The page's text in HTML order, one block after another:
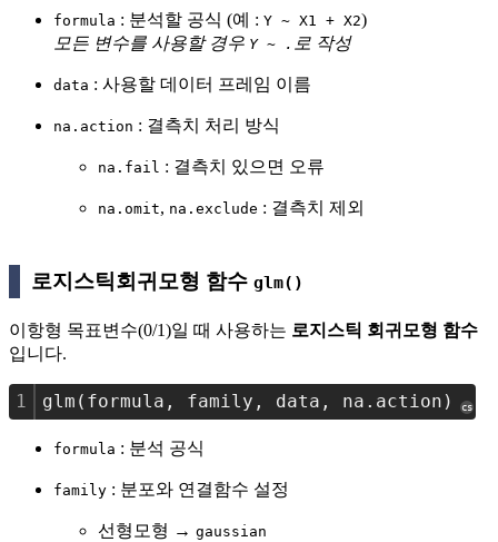
formula : 분석할 공식 (예 : Y ~ X1 + X2)
모든 변수를 사용할 경우 Y ~ . 로 작성
data : 사용할 데이터 프레임 이름
na.action : 결측치 처리 방식
na.fail : 결측치 있으면 오류
na.omit, na.exclude : 결측치 제외
로지스틱회귀모형 함수 glm()
이항형 목표변수(0/1)일 때 사용하는 로지스틱 회귀모형 함수
입니다.
1 glm(formula, family, data, na.action) cs
formula : 분석 공식
family : 분포와 연결함수 설정
선형모형 → gaussian